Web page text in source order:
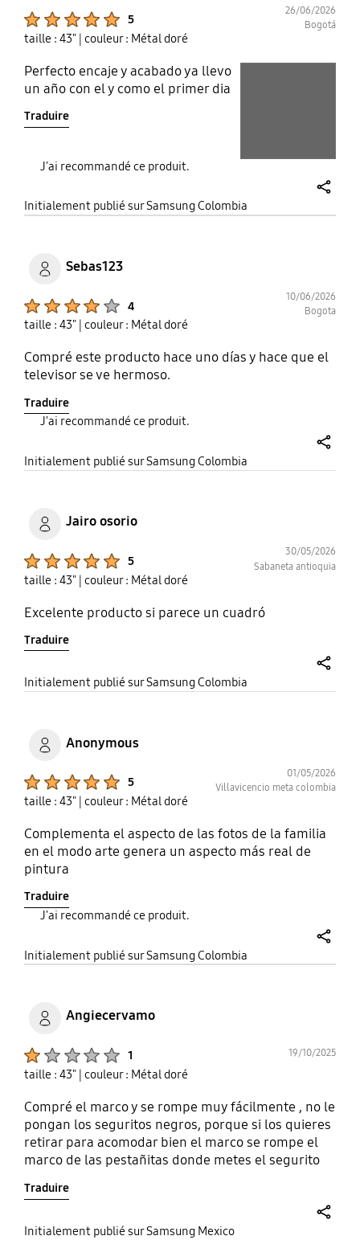
5
26/06/2026
Bogotá
taille : 43" | couleur : Métal doré
Perfecto encaje y acabado ya llevo
un año con el y como el primer dia
Traduire
J'ai recommandé ce produit.
Initialement publié sur Samsung Colombia
Sebas123
4
10/06/2026
Bogota
taille : 43" | couleur : Métal doré
Compré este producto hace uno días y hace que el
televisor se ve hermoso.
Traduire
J'ai recommandé ce produit.
Initialement publié sur Samsung Colombia
Jairo osorio
5
30/05/2026
Sabaneta antioquia
taille : 43" | couleur : Métal doré
Excelente producto si parece un cuadró
Traduire
Initialement publié sur Samsung Colombia
Anonymous
5
01/05/2026
Villavicencio meta colombia
taille : 43" | couleur : Métal doré
Complementa el aspecto de las fotos de la familia
en el modo arte genera un aspecto más real de
pintura
Traduire
J'ai recommandé ce produit.
Initialement publié sur Samsung Colombia
Angiecervamo
1 19/10/2025
taille : 43" | couleur : Métal doré
Compré el marco y se rompe muy fácilmente , no le
pongan los seguritos negros, porque si los quieres
retirar para acomodar bien el marco se rompe el
marco de las pestañitas donde metes el segurito
bonito puesto el marco y por lo menos son
pena el gasto
Traduire
Initialement publié sur Samsung Mexico